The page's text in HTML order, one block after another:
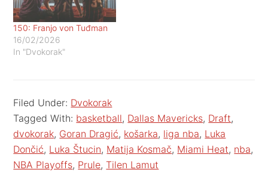
150: Franjo von Tuđman
16/02/2026
In "Dvokorak"
Filed Under: Dvokorak
Tagged With: basketball, Dallas Mavericks, Draft,
dvokorak, Goran Dragić, košarka, liga nba, Luka
Dončić, Luka Štucin, Matija Kosmač, Miami Heat, nba,
NBA Playoffs, Prule,Tilen Lamut